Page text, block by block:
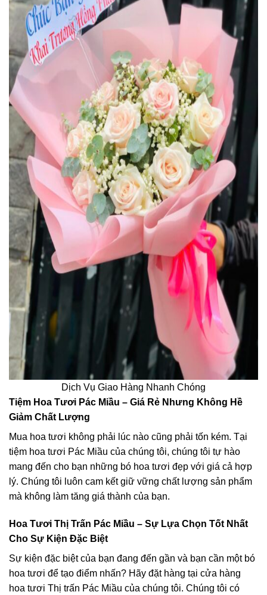
Dịch Vụ Giao Hàng Nhanh Chóng
Tiệm Hoa Tươi Pác Miầu – Giá Rẻ Nhưng Không Hề
Giảm Chất Lượng
Mua hoa tươi không phải lúc nào cũng phải tốn kém. Tại
tiệm hoa tươi Pác Miầu của chúng tôi, chúng tôi tự hào
mang đến cho bạn những bó hoa tươi đẹp với giá cả hợp
lý. Chúng tôi luôn cam kết giữ vững chất lượng sản phẩm
mà không làm tăng giá thành của bạn.
Hoa Tươi Thị Trấn Pác Miầu – Sự Lựa Chọn Tốt Nhất
Cho Sự Kiện Đặc Biệt
Sự kiện đặc biệt của bạn đang đến gần và bạn cần một bó
hoa tươi để tạo điểm nhấn? Hãy đặt hàng tại cửa hàng
hoa tươi Thị trấn Pác Miầu của chúng tôi. Chúng tôi có